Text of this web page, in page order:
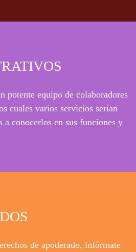
potente equipo de colaboradores
cuales varios servicios serían
conocerlos en sus funciones y
de apoderado, infórmate